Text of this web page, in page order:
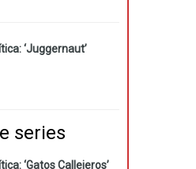
‘Juggernaut’
series
‘Gatos Callejeros’